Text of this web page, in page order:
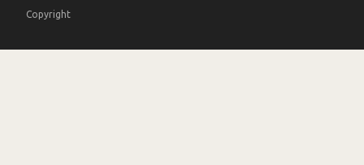
Copyright